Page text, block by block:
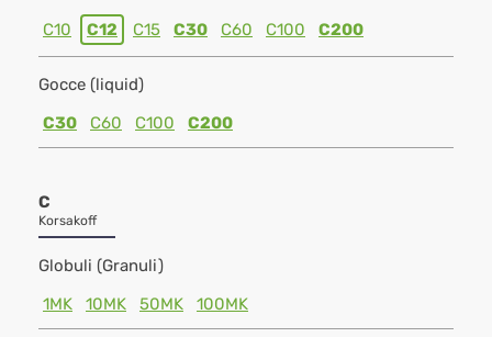
C10 C12 C15 C30 C60 C100 C200
Gocce (liquid)
C30
C60 C100 C200
C
Korsakoff
Globuli (Granuli)
1MK
10MK 50MK 100MK